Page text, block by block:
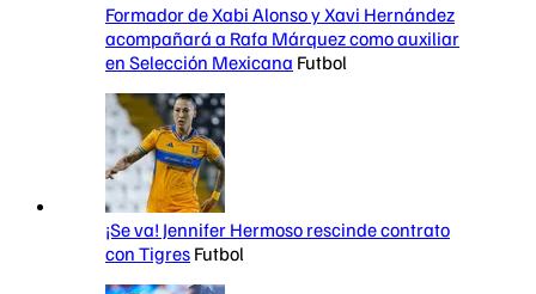
Formador de Xabi Alonso y Xavi Hernández
acompañará a Rafa Márquez como auxiliar
en Selección Mexicana Futbol
¡Se va! Jennifer Hermoso rescinde contrato
con Tigres Futbol